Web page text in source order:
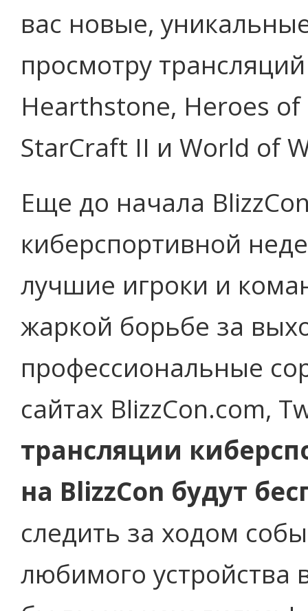
вас новые,
просмотру
Hearthstone, Heroes
StarCraft II и World of
Еще до начала
киберспортивной
лучшие игроки и
жаркой борьбе за
профессиональные
сайтах BlizzCon.com,
трансляции
на BlizzCon будут
следить за ходом
любимого